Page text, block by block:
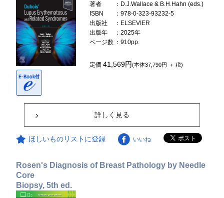
著者
：D.J.Wallace & B.H.Hahn (eds.)
ISBN
：978-0-323-93232-5
出版社
：ELSEVIER
出版年
：2025年
ページ数 ：910pp.
定価41,569円(本体37,790円 ＋ 税)
詳しく見る
ほしいものリストに登録 いいね
Rosen's Diagnosis of Breast Pathology by Needle
Core
Biopsy, 5th ed.